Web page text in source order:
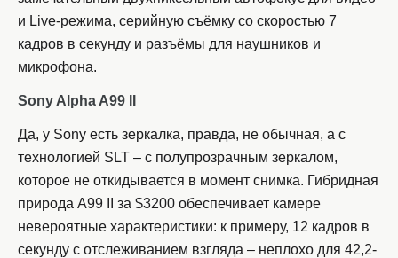
и Live-режима, серийную съёмку со скоростью 7
кадров в секунду и разъёмы для наушников и
микрофона.
Sony Alpha A99 II
Да, у Sony есть зеркалка, правда, не обычная, а с
технологией SLT – с полупрозрачным зеркалом,
которое не откидывается в момент снимка. Гибридная
природа A99 II за $3200 обеспечивает камере
невероятные характеристики: к примеру, 12 кадров в
секунду с отслеживанием взгляда – неплохо для 42,2-